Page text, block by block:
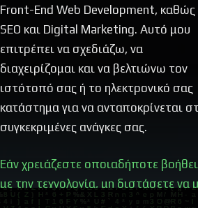
Front-End Web Development, καθώς
SEO και Digital Marketing. Αυτό μου
επιτρέπει να σχεδιάζω, να
διαχειρίζομαι και να βελτιώνω τον
ιστότοπό σας ή το ηλεκτρονικό σας
κατάστημα για να ανταποκρίνεται
συγκεκριμένες ανάγκες σας.
Εάν χρειάζεστε οποιαδήποτε
με την τεχνολογία, μη διστάσετε να
στείλετε!